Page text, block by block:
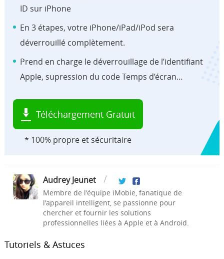
ID sur iPhone
En 3 étapes, votre iPhone/iPad/iPod sera
déverrouillé complètement.
Prend en charge le déverrouillage de l’identifiant
Apple, supression du code Temps d’écran…
Téléchargement Gratuit
* 100% propre et sécuritaire
Audrey Jeunet
Membre de l'équipe iMobie, fanatique de
l'appareil intelligent, se passionne pour
chercher et fournir les solutions
professionnelles liées à Apple et à Android.
Tutoriels & Astuces